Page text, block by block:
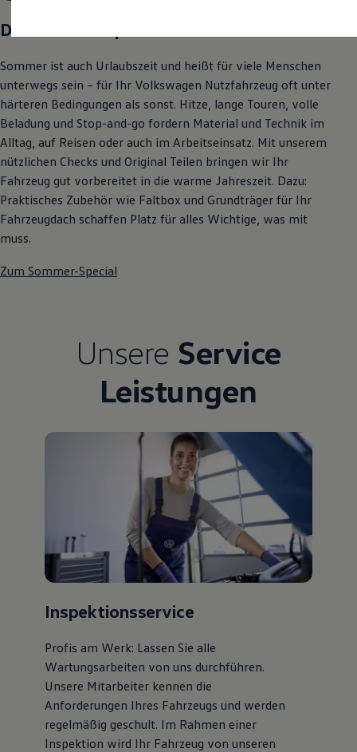
Kostensimulator
Mehr zum ID. Buzz
Online Beratung
California Welt
California Club
California Magazin & Ratgeber
Vanlife
Ratgeber
Routen & Reisen
California Reisen & Erlebnisse
California App
California Lifestyle & Zubehör
Übernachten im California
Karriere
Karriere im Unternehmen
Natur
Events
Rückblick VW Bus Festival 2023
75 Jahre Bulli Jubiläum
Bulli Magazin
Uptime
Das Sommer-Special
Sommer ist auch Urlaubszeit und heißt für viele Menschen
unterwegs sein – für Ihr Volkswagen Nutzfahrzeug oft unter
härteren Bedingungen als sonst. Hitze, lange Touren, volle
Beladung und Stop-and-go fordern Material und Technik im
Alltag, auf Reisen oder auch im Arbeitseinsatz. Mit unserem
nützlichen Checks und Original Teilen bringen wir Ihr
Fahrzeug gut vorbereitet in die warme Jahreszeit. Dazu:
Praktisches Zubehör wie Faltbox und Grundträger für Ihr
Fahrzeugdach schaffen Platz für alles Wichtige, was mit
muss.
Zum Sommer-Special
Unsere Service
Leistungen
Inspektionsservice
Profis am Werk: Lassen Sie alle
Wartungsarbeiten von uns durchführen.
Unsere Mitarbeiter kennen die
Anforderungen Ihres Fahrzeugs und werden
regelmäßig geschult. Im Rahmen einer
Inspektion wird Ihr Fahrzeug von unseren